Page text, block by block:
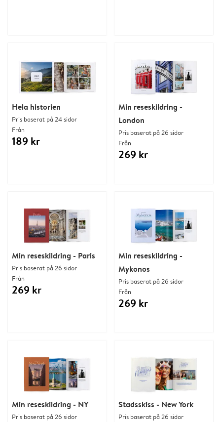
Hela historien
Pris baserat på 24 sidor
Från
189 kr
Min reseskildring -
London
Pris baserat på 26 sidor
Från
269 kr
Min reseskildring - Paris
Pris baserat på 26 sidor
Från
269 kr
Min reseskildring -
Mykonos
Pris baserat på 26 sidor
Från
269 kr
Min reseskildring - NY
Pris baserat på 26 sidor
Stadsskiss - New York
Pris baserat på 26 sidor